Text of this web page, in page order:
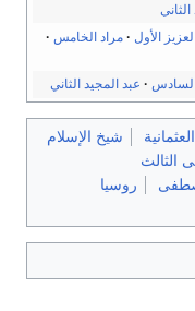
الأول · مراد الخامس ·
· عبد المجيد الثاني
شيخ الإسلام
الثالث
روسيا